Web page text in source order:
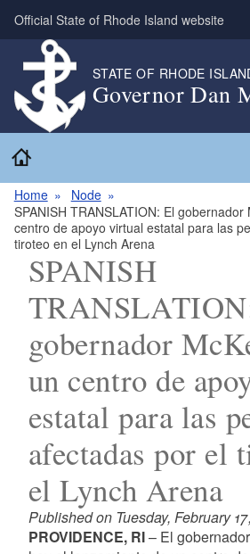
Skip to main content
Official State of Rhode Island website
STATE OF RHODE
Governor Dan
Home
Node
SPANISH TRANSLATION: El
centro de apoyo virtual estatal para las
tiroteo en el Lynch Arena
SPANISH
gobernador
un centro de
estatal para las
afectadas por el
el Lynch Arena
Published on Tuesday, February
PROVIDENCE, RI– El